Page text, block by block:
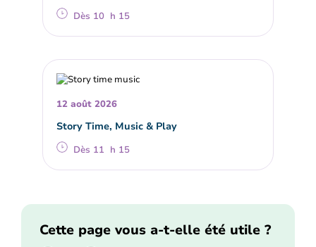
Dès 10 h 15
12 août 2026
Story Time, Music & Play
Dès 11 h 15
Cette page vous a-t-elle été utile ?